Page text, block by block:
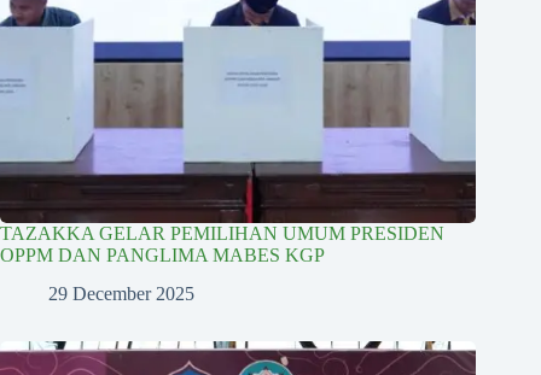
TAZAKKA GELAR PEMILIHAN UMUM PRESIDEN
OPPM DAN PANGLIMA MABES KGP
29 December 2025